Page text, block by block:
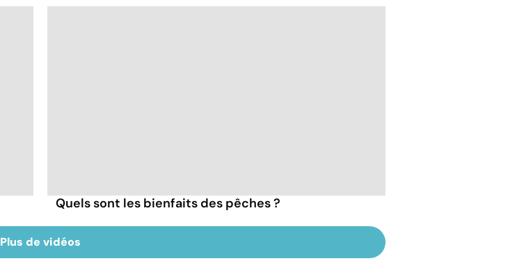
Quels sont les bienfaits des pêches ?
Plus de vidéos